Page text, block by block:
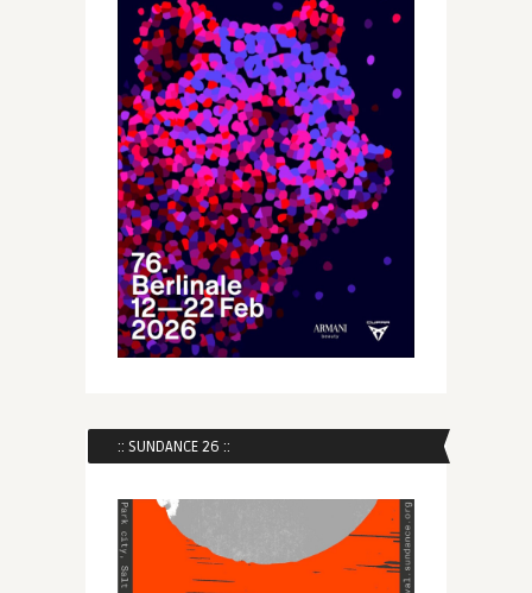
:: SUNDANCE 26 ::